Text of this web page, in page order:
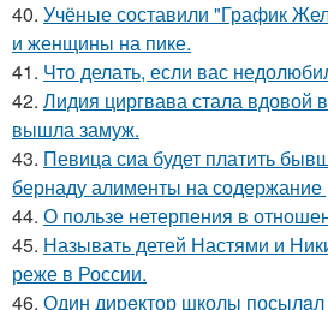
40. Учёные составили "График
и женщины на пике.
41. Что делать, если вас
42. Лидия циргвава стала вдовой
вышла замуж.
43. Певица сиа будет платить
бернаду алименты на содержание
44. О пользе нетерпения в
45. Называть детей Настями и
реже в России.
46. Один дирeктор школы